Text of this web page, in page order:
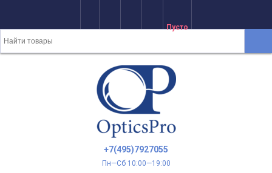
Пусто
+7(495)7927055
Пн—Сб 10:00—19:00